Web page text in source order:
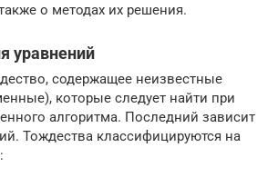
о методах их решения.
уравнений
содержащее неизвестные
которые следует найти при
алгоритма. Последний зависит
Тождества классифицируются на